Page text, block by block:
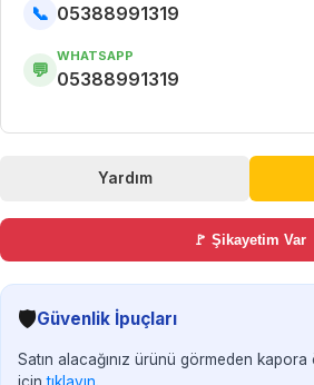
📞 05388991319
💬
WHATSAPP
05388991319
Yardım
🚩 Şikayetim Var
🛡️Güvenlik İpuçları
Satın alacağınız ürünü görmeden